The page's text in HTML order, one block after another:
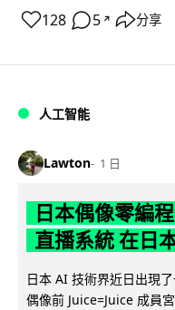
128 5 ↗ 分享
人工智能
Lawton 1 日
日本偶像零編
直播系統 在日
日本 AI 技術界近日出現
偶像前 Juice=Juice 成員